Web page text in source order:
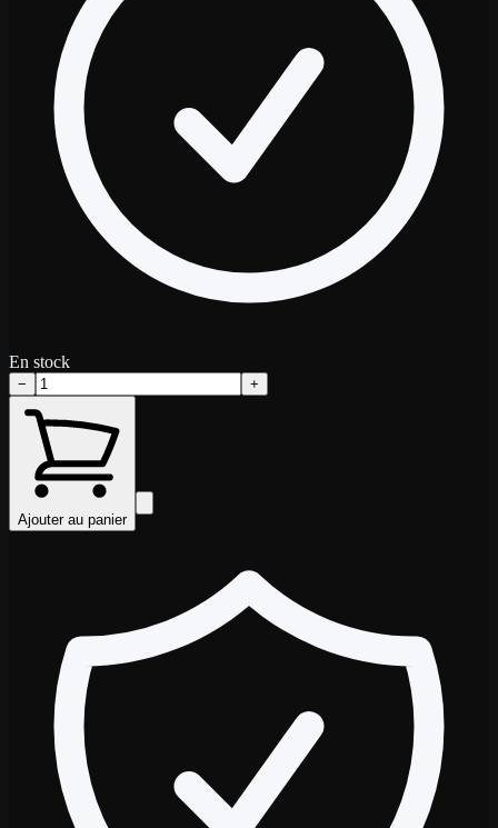
En stock
− +
Ajouter au panier